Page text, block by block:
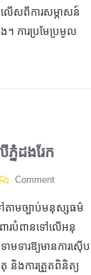
ើសពីការសម្ភាសន៍
។ ការប្រមែប្រមូល
ដងរែក
Comment
ៅតាមច្បាប់មនុស្សធម៌
ារបំពានទៅលើអនុ
មទារឱ្យមានការស៊ើប
និងការត្រួតពិនិត្យ